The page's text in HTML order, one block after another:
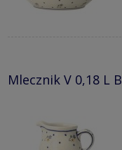
Mlecznik V 0,18 L